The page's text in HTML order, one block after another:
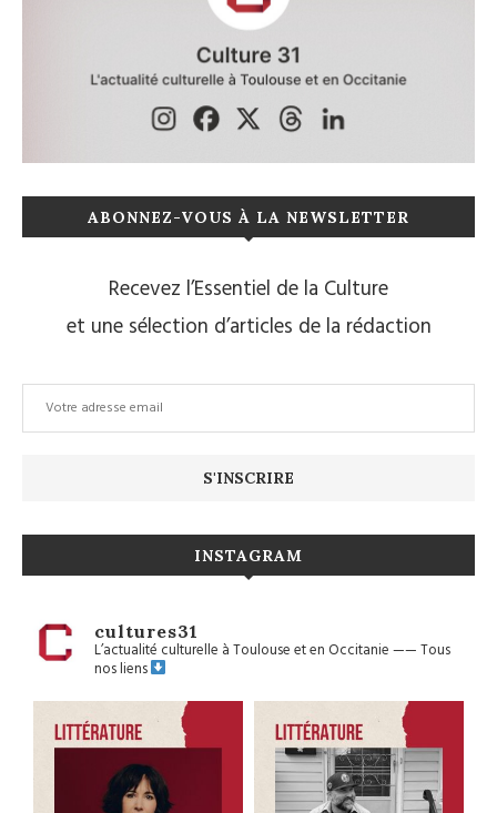
ABONNEZ-VOUS À LA NEWSLETTER
Recevez l’Essentiel de la Culture
et une sélection d’articles de la rédaction
INSTAGRAM
cultures31
L’actualité culturelle à Toulouse et en Occitanie——Tous
nos liens